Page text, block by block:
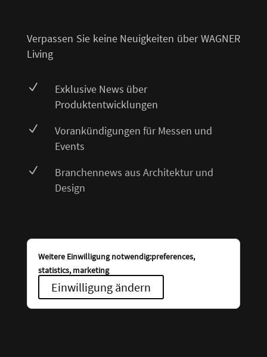
Verpassen Sie keine Neuigkeiten über WAGNER
Living
N
Exklusive News über
Produktentwicklungen
N
Vorankündigungen für Messen und
Events
N
Branchennews aus Architektur und
Design
Weitere Einwilligung notwendig:preferences,
statistics, marketing
Einwilligung ändern